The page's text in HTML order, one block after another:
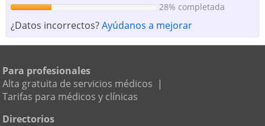
28% completada
¿Datos incorrectos?Ayúdanos a mejorar
Para profesionales
Alta gratuita de servicios médicos |
Tarifas para médicos y clínicas
Directorios